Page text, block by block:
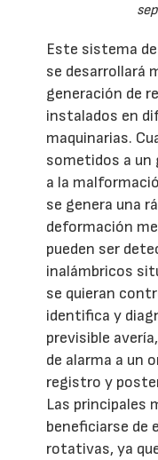
Este sistema
se desarrollará
generación de
instalados en
maquinarias.
sometidos a un
a la
se genera una
deformación
pueden ser
inalámbricos
se quieran
identifica y
previsible
de alarma a un
registro y
Las principales
beneficiarse de
rotativas, ya